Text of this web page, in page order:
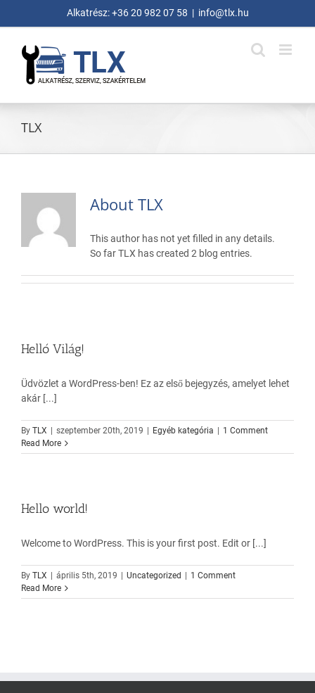
Alkatrész:+36 20 982 07 58 | info@tlx.hu
TLX
About TLX
This author has not yet filled in any details.
So far TLX has created 2 blog entries.
Helló Világ!
Üdvözlet a WordPress-ben! Ez az első bejegyzés, amelyet lehet
akár [...]
By TLX | szeptember 20th, 2019 | Egyéb kategória | 1 Comment
Read More
Hello world!
Welcome to WordPress. This is your first post. Edit or [...]
By TLX | április 5th, 2019 | Uncategorized | 1 Comment
Read More